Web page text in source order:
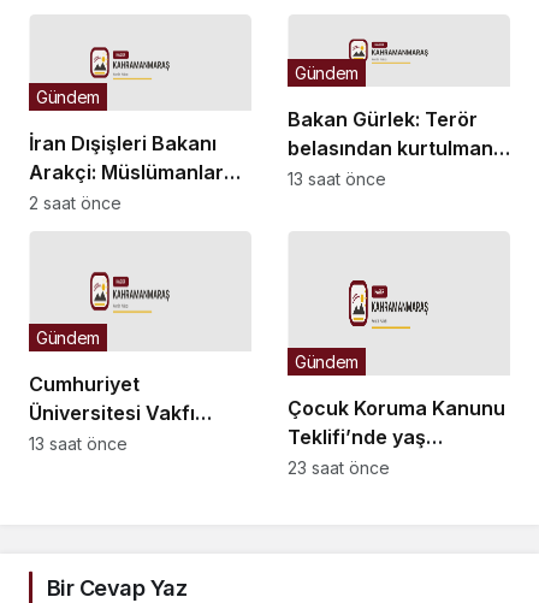
inşa edelim” önerisi
Partili Olgun: Meclis
milletvekilinden,
komisyon
kaçıramaz
İran Dışişleri Bakanı
Arakçi: Müslümanlar
birlikte durduğunda
her türlü tehditle
Gündem
2 saat önce
Bakan Gürlek: Terör
belasından kurtulmanın
arifesindeyiz
Gündem
13 saat önce
Cumhuriyet
Üniversitesi Vakfı
Okulları
Gündem
13 saat önce
Çocuk Koruma Kanunu
Teklifi’nde yaş
düzenlemesi:
Gündem
23 saat önce
Bir Cevap Yaz